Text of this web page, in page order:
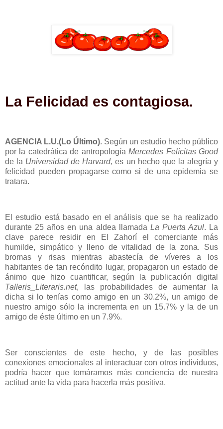
La Felicidad es contagiosa.
AGENCIA L.U.(Lo Último). Según un estudio hecho público
por la catedrática de antropologíaMercedes Felícitas Good
de la Universidad de Harvard, es un hecho que la alegría y
felicidad pueden propagarse como si de una epidemia se
tratara.
El estudio está basado en el análisis que se ha realizado
durante 25 años en una aldea llamada La Puerta Azul. La
clave parece residir en El Zahorí el comerciante más
humilde, simpático y lleno de vitalidad de la zona. Sus
bromas y risas mientras abastecía de víveres a los
habitantes de tan recóndito lugar, propagaron un estado de
ánimo que hizo cuantificar, según la publicación digital
Talleris_Literaris.net, las probabilidades de aumentar la
dicha si lo tenías como amigo en un 30.2%, un amigo de
nuestro amigo sólo la incrementa en un 15.7% y la de un
amigo de éste último en un 7.9%.
Ser conscientes de este hecho, y de las posibles
conexiones emocionales al interactuar con otros individuos,
podría hacer que tomáramos más conciencia de nuestra
actitud ante la vida para hacerla más positiva.